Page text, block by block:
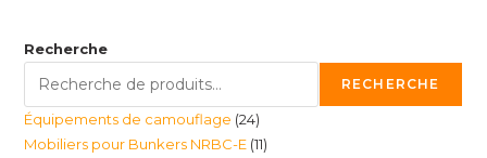
Recherche
RECHERCHE
Équipements de camouflage 2424
produits
Mobiliers pour Bunkers NRBC-E 1111